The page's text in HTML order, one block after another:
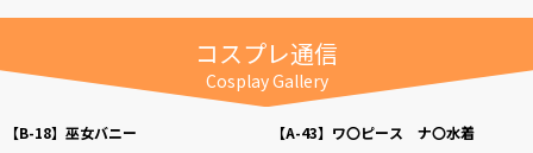
コスプレ通信
Cosplay Gallery
【B-18】巫女バニー 【A-43】ワ〇ピース ナ〇水着